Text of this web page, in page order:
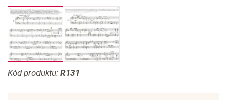
Kód produktu: R131